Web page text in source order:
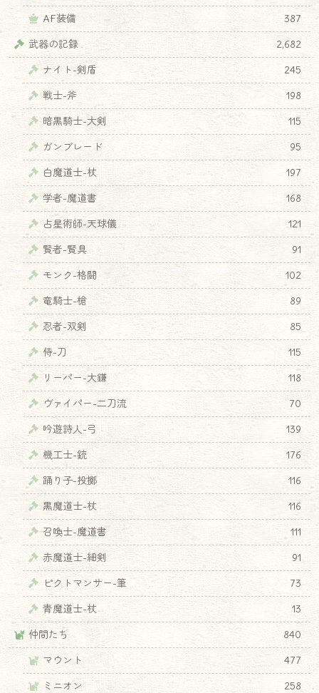
AF装備
387
武器の記録
2,682
ナイト-剣盾
245
戦士-斧
198
暗黒騎士-大剣
115
ガンブレード
95
白魔道士-杖
197
学者-魔道書
168
占星術師-天球儀
121
賢者-賢具
91
モンク-格闘
102
竜騎士-槍
89
忍者-双剣
85
侍-刀
115
リーパー-大鎌
118
ヴァイパー-二刀流
70
吟遊詩人-弓
139
機工士-銃
176
踊り子-投擲
116
黒魔道士-杖
116
召喚士-魔道書
111
赤魔道士-細剣
91
ピクトマンサー-筆
73
青魔道士-杖
13
仲間たち
840
マウント
477
ミニオン
258